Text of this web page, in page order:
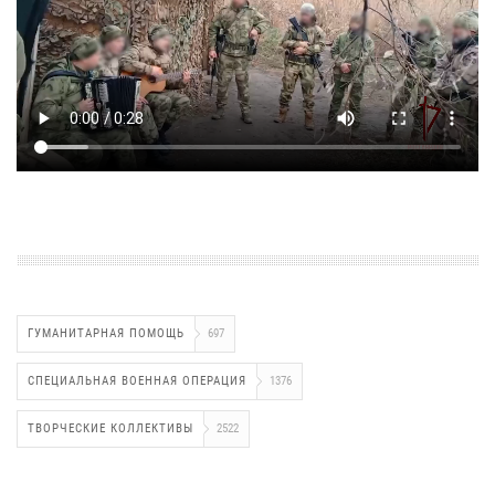
ГУМАНИТАРНАЯ ПОМОЩЬ 697
СПЕЦИАЛЬНАЯ ВОЕННАЯ ОПЕРАЦИЯ 1376
ТВОРЧЕСКИЕ КОЛЛЕКТИВЫ 2522